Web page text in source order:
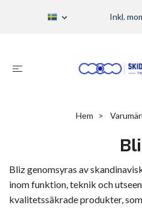
Inkl.
Hem
Bliz genomsyras av
inom funktion, teknik och
kvalitetssäkrade produkter,